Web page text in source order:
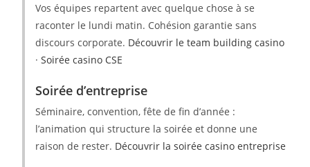
Vos équipes repartent avec quelque chose à se
raconter le lundi matin. Cohésion garantie sans
discours corporate. Découvrir le team building casino
·Soirée casino CSE
Soirée d’entreprise
Séminaire, convention, fête de fin d’année :
l’animation qui structure la soirée et donne une
raison de rester. Découvrir la soirée casino entreprise